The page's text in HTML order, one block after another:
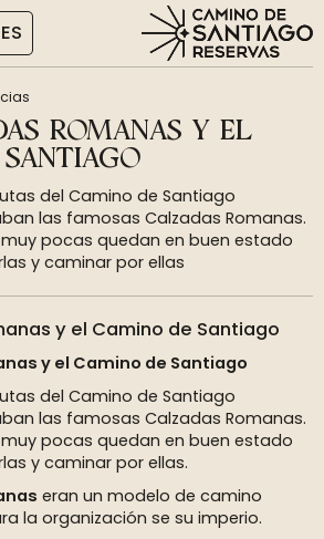
ES
ROMANAS Y EL
del Camino de Santiago
las famosas Calzadas Romanas.
pocas quedan en buen estado
y caminar por ellas
y el Camino de Santiago
y el Camino de Santiago
del Camino de Santiago
las famosas Calzadas Romanas.
pocas quedan en buen estado
y caminar por ellas.
eran un modelo de camino
la organización se su imperio.